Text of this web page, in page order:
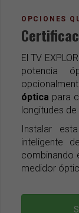
OPCIONES
El TV
potencia
óptica para
longitudes
Instalar
inteligente
combinando
medidor